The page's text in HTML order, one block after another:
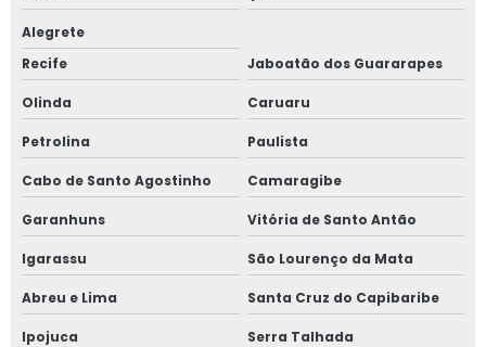
Alegrete
Recife
Jaboatão dos Guararapes
Olinda Caruaru
Petrolina Paulista
Cabo de Santo Agostinho Camaragibe
Garanhuns Vitória de Santo Antão
Igarassu São Lourenço da Mata
Abreu e Lima Santa Cruz do Capibaribe
Ipojuca Serra Talhada